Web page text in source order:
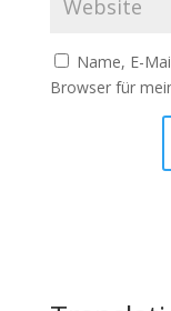
Name, E-
Browser für